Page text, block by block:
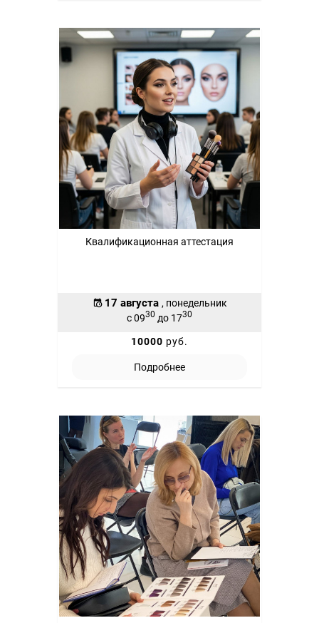
Квалификационная аттестация
17 августа , понедельник
с 0930 до 1730
10000 руб.
Подробнее